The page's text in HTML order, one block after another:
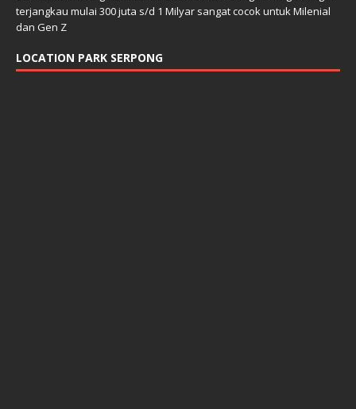
terjangkau mulai 300 juta s/d 1 Milyar sangat cocok untuk Milenial
dan Gen Z
LOCATION PARK SERPONG